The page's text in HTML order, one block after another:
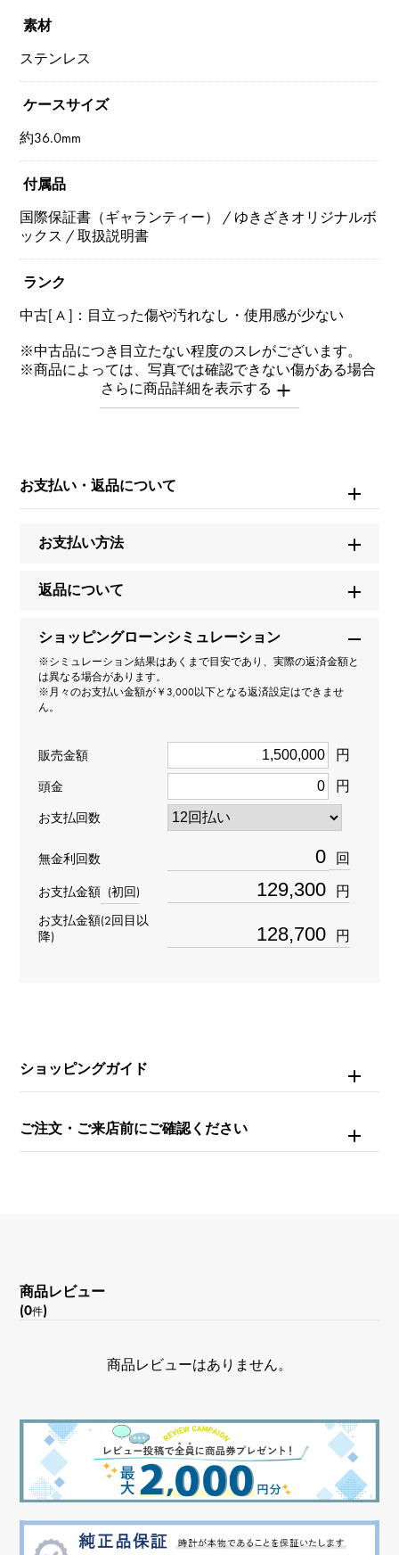
素材
ステンレス
ケースサイズ
約36.0mm
付属品
国際保証書（ギャランティー） / ゆきざきオリジナルボ
ックス / 取扱説明書
ランク
中古[ A ]：目立った傷や汚れなし・使用感が少ない
※中古品につき目立たない程度のスレがございます。
※商品によっては、写真では確認できない傷がある場合
もございます。
※詳細はお問い合わせください。
W267238
商品名
エクスプローラー 36
ブランド名
ロレックス
モデル名
型番
124270
タイプ
メンズ
ブレスサイズ
自動巻き
100m防水
ブラック
お支払い・返品について
お支払い方法
返品について
ショッピングローンシミュレーション
※シミュレーション結果はあくまで目安であり、実際の返済金額と
は異なる場合があります。
※月々のお支払い金額が￥3,000以下となる返済設定はできませ
ん。
販売金額 円
頭金 円
お支払回数
無金利回数 回
お支払金額 (初回) 円
お支払金額(2回目以
降)
円
ショッピングガイド
ご注文・ご来店前にご確認ください
商品レビュー
(0件)
商品レビューはありません。